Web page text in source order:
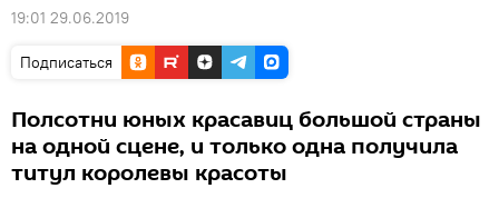
19:01 29.06.2019
Подписаться
Полсотни юных красавиц большой страны
на одной сцене, и только одна получила
титул королевы красоты